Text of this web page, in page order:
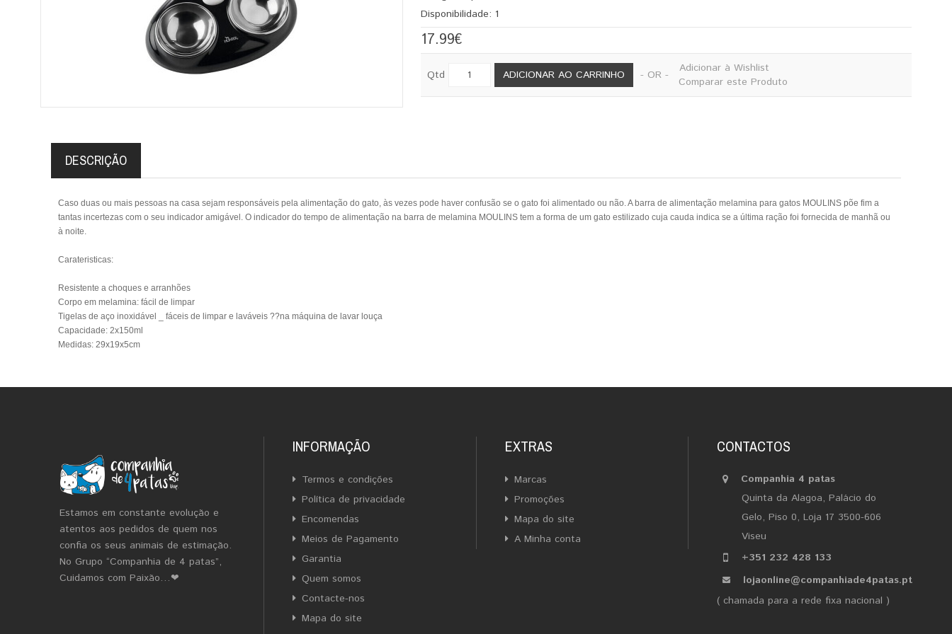
Disponibilidade: 1
17.99€
Qtd ADICIONAR AO CARRINHO - OR -
Adicionar à Wishlist
Comparar este Produto
DESCRIÇÃO
Caso duas ou mais pessoas na casa sejam responsáveis pela alimentação do gato, às vezes pode haver confusão se o gato foi alimentado ou não. A barra de alimentação melamina para gatos MOULINS põe fim a
tantas incertezas com o seu indicador amigável. O indicador do tempo de alimentação na barra de melamina MOULINS tem a forma de um gato estilizado cuja cauda indica se a última ração foi fornecida de manhã ou
à noite.
Carateristicas:
Resistente a choques e arranhões
Corpo em melamina: fácil de limpar
Tigelas de aço inoxidável _ fáceis de limpar e laváveis ??na máquina de lavar louça
Capacidade: 2x150ml
Medidas: 29x19x5cm
Estamos em constante evolução e
atentos aos pedidos de quem nos
confia os seus animais de estimação.
No Grupo “Companhia de 4 patas”,
Cuidamos com Paixão…❤
INFORMAÇÃO
Termos e condições
Política de privacidade
Encomendas
Meios de Pagamento
Garantia
Quem somos
Contacte-nos
Mapa do site
EXTRAS
Marcas
Promoções
Mapa do site
A Minha conta
CONTACTOS
Companhia 4 patas
Quinta da Alagoa, Palácio do
Gelo, Piso 0, Loja 17 3500-606
Viseu
+351 232 428 133
lojaonline@companhiade4patas.pt
( chamada para a rede fixa nacional )